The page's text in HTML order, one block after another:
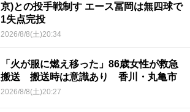
京)との投手戦制す エース冨岡は無四球で
1失点完投
2026/8/8(土)20:34
「火が服に燃え移った」86歳女性が救急
搬送 搬送時は意識あり 香川・丸亀市
2026/8/8(土)20:27